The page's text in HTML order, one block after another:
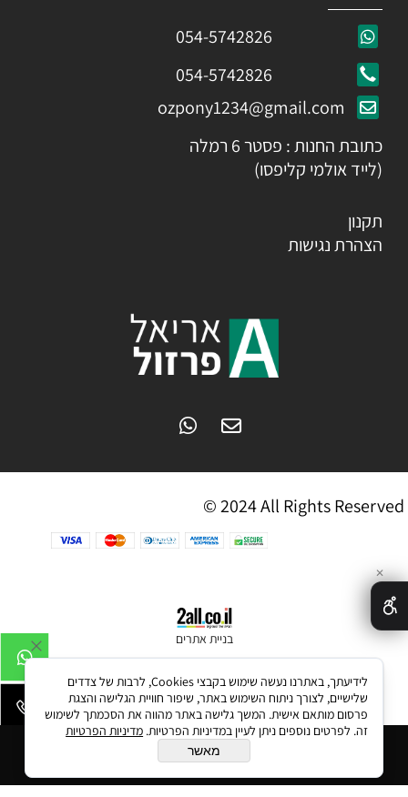
הוסף לסל
054-5742826
054-5742826
ozpony1234@gmail.com
כתובת החנות : פסטר 6 רמלה
(לייד אולמי קליפסו)
תקנון
הצהרת נגישות
© 2024 All Rights Reserved
בניית אתרים
✕
לידיעתך, באתרנו נעשה שימוש בקבצי Cookies, לרבות של צדדים
שלישיים, לצורך ניתוח השימוש באתר, שיפור חוויית הגלישה והצגת
פרסום מותאם אישית. המשך גלישה באתר מהווה את הסכמתך לשימוש
זה. לפרטים נוספים ניתן לעיין במדיניות הפרטיות. מדיניות הפרטיות
מאשר